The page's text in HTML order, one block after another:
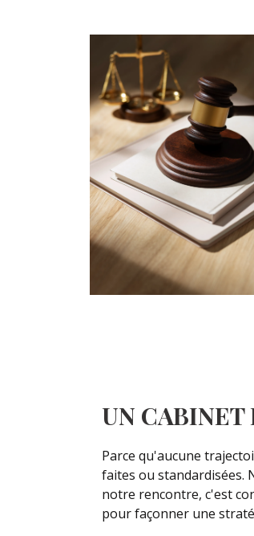
UN CABINET
Parce qu'aucune
faites ou standardisées.
notre rencontre, c'est
pour façonner une